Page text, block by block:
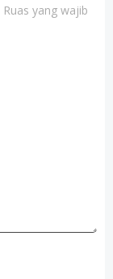
Ruas yang wajib